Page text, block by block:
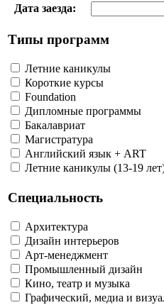
Дата заезда:
Типы программ
Летние каникулы
Короткие курсы
Foundation
Дипломные программы
Бакалавриат
Магистратура
Английский язык + ART
Летние каникулы (13-19
Специальность
Архитектура
Дизайн интерьеров
Арт-менеджмент
Промышленный дизайн
Кино, театр и музыка
Графический, медиа и